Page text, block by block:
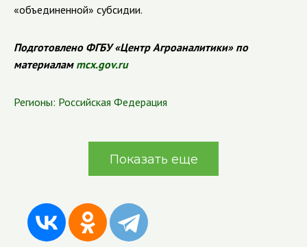
«объединенной» субсидии.
Подготовлено ФГБУ «Центр Агроаналитики» по
материалам mcx.gov.ru
Регионы: Российская Федерация
Показать еще